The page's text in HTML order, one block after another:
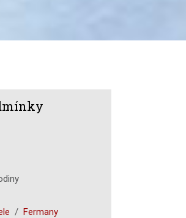
/ Fermany